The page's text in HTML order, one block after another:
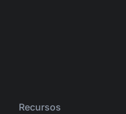
Recursos